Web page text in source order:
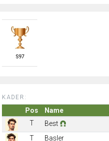
S97
KADER:
Pos Name
T
Best
T
Basler